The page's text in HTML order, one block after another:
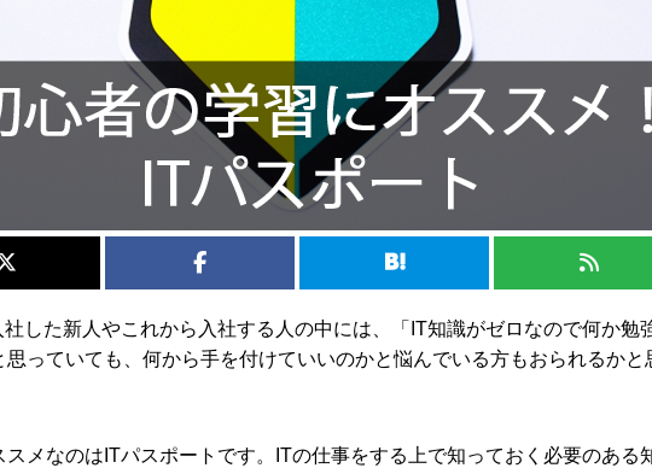
社した新人やこれから入社する人の中には、「IT知識がゼロなので何か勉
思っていても、何から手を付けていいのかと悩んでいる方もおられるかと
スメなのはITパスポートです。ITの仕事をする上で知っておく必要のある